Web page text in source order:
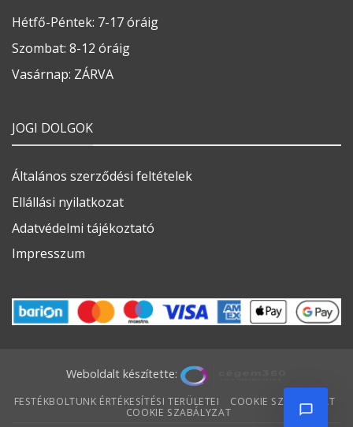
Hétfő-Péntek: 7-17 óráig
Szombat: 8-12 óráig
Vasárnap: ZÁRVA
JOGI DOLGOK
Általános szerződési feltételek
Ellállási nyilatkozat
Adatvédelmi tájékoztató
Impresszum
Weboldalt készítette:
FESTÉKBOLTUNK ÉRTÉKESÍTÉSI TERÜLETEI
COOKIE SZABÁLYZAT
COOKIE SZABÁLYZAT